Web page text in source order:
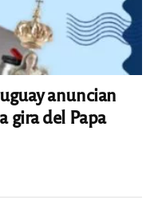
anuncian
gira del Papa